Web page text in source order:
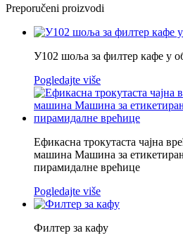
Preporučeni proizvodi
У102 шоља за филтер кафе у
Pogledajte više
Ефикасна трокутаста чајна
машина Машина за
пирамидалне врећице
Pogledajte više
Филтер за кафу